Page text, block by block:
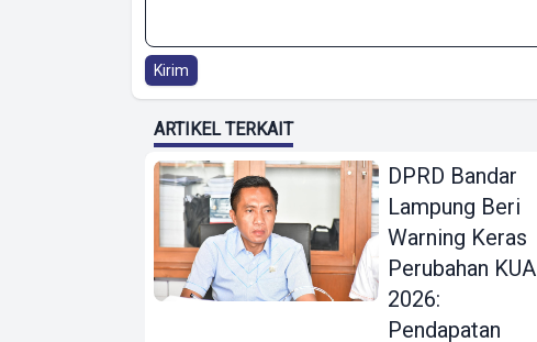
Kirim
ARTIKEL TERKAIT
DPRD Bandar
Lampung Beri
Warning Keras
Perubahan KUA
2026:
Pendapatan